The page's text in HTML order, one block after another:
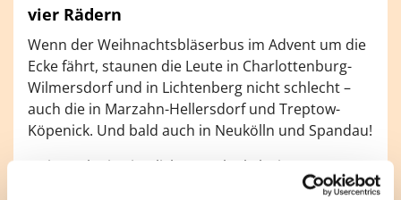
vier Rädern
Wenn der Weihnachtsbläserbus im Advent um die
Ecke fährt, staunen die Leute in Charlottenburg-
Wilmersdorf und in Lichtenberg nicht schlecht –
auch die in Marzahn-Hellersdorf und Treptow-
Köpenick. Und bald auch in Neukölln und Spandau!
Ist ja auch ein ziemliches Spektakel: ein ganzer
Posaunenchor auf vier Rädern – auf einem Cabrio-